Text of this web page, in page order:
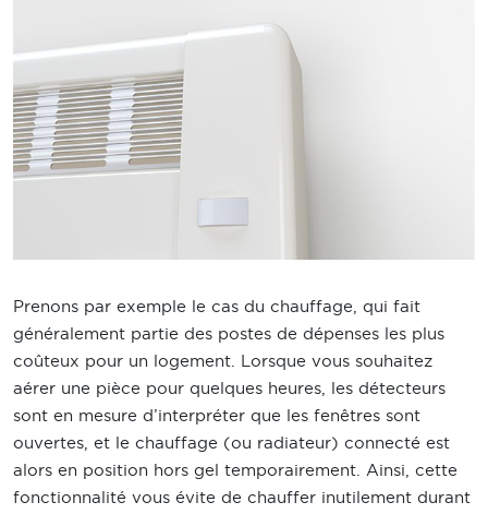
Prenons par exemple le cas du chauffage, qui fait
généralement partie des postes de dépenses les plus
coûteux pour un logement. Lorsque vous souhaitez
aérer une pièce pour quelques heures, les détecteurs
sont en mesure d’interpréter que les fenêtres sont
ouvertes, et le chauffage (ou radiateur) connecté est
alors en position hors gel temporairement. Ainsi, cette
fonctionnalité vous évite de chauffer inutilement durant